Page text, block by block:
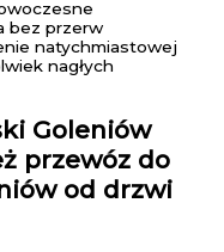
bez przerw
natychmiastowej
nagłych
Goleniów
przewóz do
od drzwi